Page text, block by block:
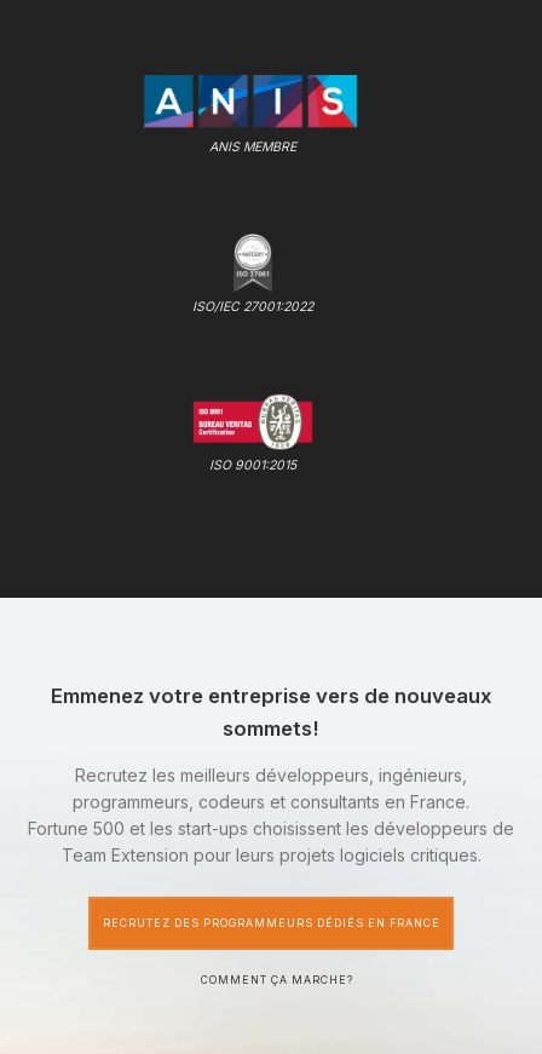
ANIS MEMBRE
ISO/IEC 27001:2022
ISO 9001:2015
Emmenez votre entreprise vers de nouveaux
sommets!
Recrutez les meilleurs développeurs, ingénieurs,
programmeurs, codeurs et consultants en France.
Fortune 500 et les start-ups choisissent les développeurs de
Team Extension pour leurs projets logiciels critiques.
RECRUTEZ DES PROGRAMMEURS DÉDIÉS EN FRANCE
COMMENT ÇA MARCHE?